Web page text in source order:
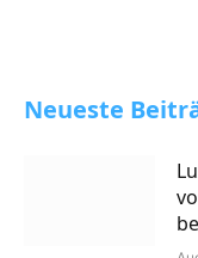
Neueste